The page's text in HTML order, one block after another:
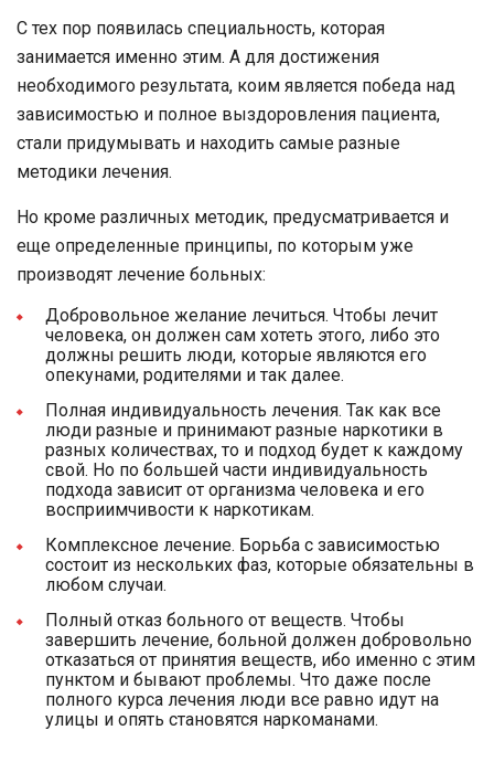
С тех пор появилась специальность, которая
занимается именно этим. А для достижения
необходимого результата, коим является победа над
зависимостью и полное выздоровления пациента,
стали придумывать и находить самые разные
методики лечения.
Но кроме различных методик, предусматривается и
еще определенные принципы, по которым уже
производят лечение больных:
Добровольное желание лечиться. Чтобы лечит
человека, он должен сам хотеть этого, либо это
должны решить люди, которые являются его
опекунами, родителями и так далее.
Полная индивидуальность лечения. Так как все
люди разные и принимают разные наркотики в
разных количествах, то и подход будет к каждому
свой. Но по большей части индивидуальность
подхода зависит от организма человека и его
восприимчивости к наркотикам.
Комплексное лечение. Борьба с зависимостью
состоит из нескольких фаз, которые обязательны в
любом случаи.
Полный отказ больного от веществ. Чтобы
завершить лечение, больной должен добровольно
отказаться от принятия веществ, ибо именно с этим
пунктом и бывают проблемы. Что даже после
полного курса лечения люди все равно идут на
улицы и опять становятся наркоманами.